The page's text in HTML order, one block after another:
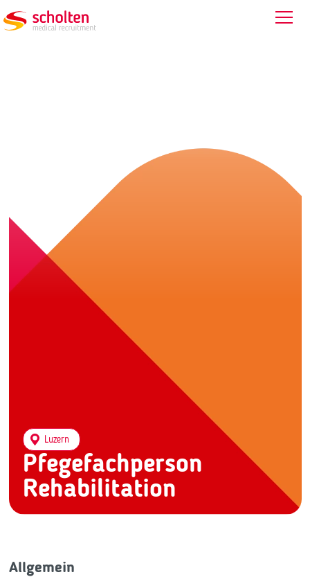
Pfegefachperson
Rehabilitation
Luzern
Allgemein